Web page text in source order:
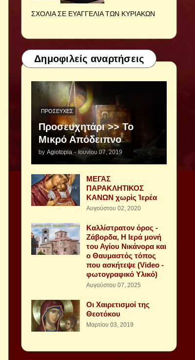
ΣΧΟΛΙΑ ΣΕ ΕΥΑΓΓΕΛΙΑ ΤΩΝ ΚΥΡΙΑΚΩΝ
Δημοφιλείς αναρτήσεις
ΠΡΟΣΕΥΧΈΣ
Προσευχητάρι >> Το
Μικρό Απόδειπνο
by Agiotopia - Ιουνίου 07, 2019
ΜΕΓΑΣ
ΠΑΡΑΚΛΗΤΙΚΟΣ
ΚΑΝΩΝ χωρὶς Ἱερέα
Αυγούστου 02, 2020
Καλλίστρατον όρος -
Ζάβορδα, Η Ιερά μονή
του Αγίου Νικάνορα και
ο Θαυμαστός τόπος
που ασκήτεψε (Video -
φωτογραφικό Υλικό)
Αυγούστου 07, 2025
Οι Χαιρετισμοί της
Θεοτόκου
Μαρτίου 03, 2019